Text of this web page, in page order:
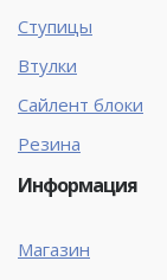
Ступицы
Втулки
Сайлент блоки
Резина
Информация
Магазин